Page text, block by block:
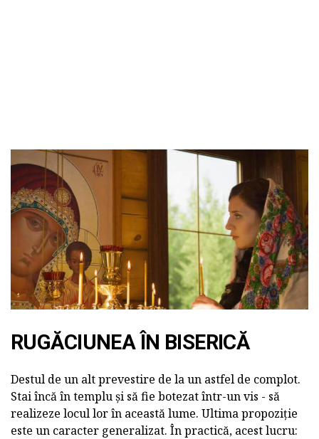
RUGĂCIUNEA ÎN BISERICĂ
Destul de un alt prevestire de la un astfel de complot.
Stai încă în templu și să fie botezat într-un vis - să
realizeze locul lor în această lume. Ultima propoziție
este un caracter generalizat. În practică, acest lucru: